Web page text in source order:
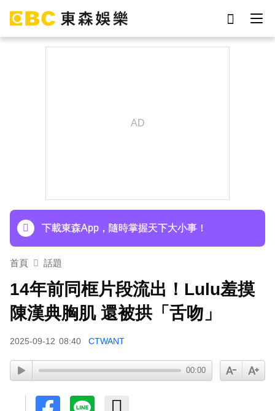
下載東森App，隨時掌握天下大小事！
首頁 話題
14年前同框片段流出！Lulu羞摸
陳漢典胸肌 還被拱「舌吻」
2025-09-12 08:40 CTWANT
00:00